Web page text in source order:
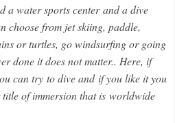
a water sports center and a dive
choose from jet skiing, paddle,
or turtles, go windsurfing or going
done it does not matter.. Here, if
can try to dive and if you like it you
of immersion that is worldwide